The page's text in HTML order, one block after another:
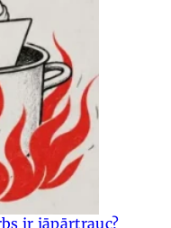
ir jāpārtrauc?